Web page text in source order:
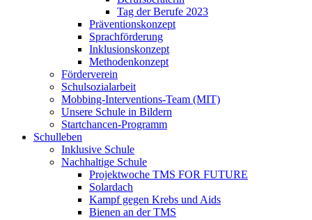
Tag der Berufe 2023
Präventionskonzept
Sprachförderung
Inklusionskonzept
Methodenkonzept
Förderverein
Schulsozialarbeit
Mobbing-Interventions-Team (MIT)
Unsere Schule in Bildern
Startchancen-Programm
Schulleben
Inklusive Schule
Nachhaltige Schule
Projektwoche TMS FOR FUTURE
Solardach
Kampf gegen Krebs und Aids
Bienen an der TMS